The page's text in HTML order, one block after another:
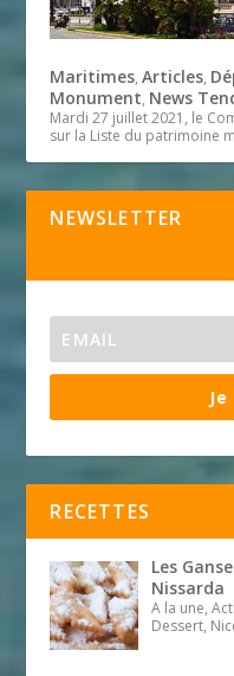
Maritimes,Articles,
Monument, News
Mardi 27 juillet 2021, le
sur la Liste du patrimoine
NEWSLETTER
RECETTES
Les
Nissarda
A la une,
Dessert,